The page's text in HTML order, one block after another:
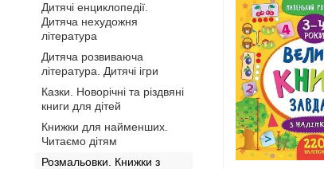
Дитячі енциклопедії.
Дитяча нехудожня
література
Дитяча розвиваюча
література. Дитячі ігри
Казки. Новорічні та різдвяні
книги для дітей
Книжки для найменших.
Читаємо дітям
Розмальовки. Книжки з